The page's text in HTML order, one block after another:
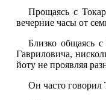
Прощаясь с
вечерние часы от
Близко общаясь
Гавриловича,
йоту не проявляя
Он часто говорил